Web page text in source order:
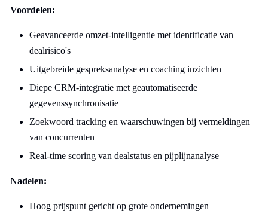
Voordelen:
Geavanceerde omzet-intelligentie met identificatie van
dealrisico's
Uitgebreide gespreksanalyse en coaching inzichten
Diepe CRM-integratie met geautomatiseerde
gegevenssynchronisatie
Zoekwoord tracking en waarschuwingen bij vermeldingen
van concurrenten
Real-time scoring van dealstatus en pijplijnanalyse
Nadelen:
Hoog prijspunt gericht op grote ondernemingen